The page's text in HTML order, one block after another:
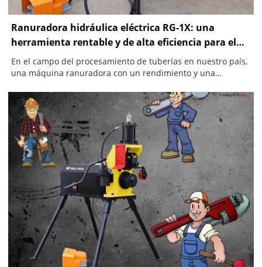
Ranuradora hidráulica eléctrica RG-1X: una
herramienta rentable y de alta eficiencia para el
procesamiento de tuberías
En el campo del procesamiento de tuberías en nuestro país,
una máquina ranuradora con un rendimiento y una
fabricantes. Hoy, estamos encantados de presentar la
máquina ranuradora hidráulica eléctrica RG-1X, que se
desarrolló tomando como referencia el modelo Ridgid 915.